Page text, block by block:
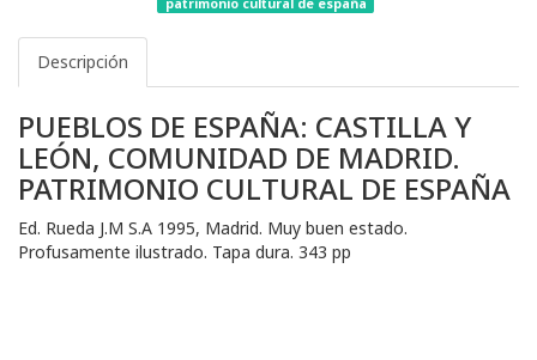
patrimonio cultural de españa
Descripción
PUEBLOS DE ESPAÑA: CASTILLA Y
LEÓN, COMUNIDAD DE MADRID.
PATRIMONIO CULTURAL DE ESPAÑA
Ed. Rueda J.M S.A 1995, Madrid. Muy buen estado.
Profusamente ilustrado. Tapa dura. 343 pp